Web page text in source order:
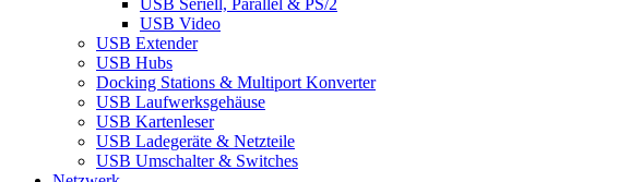
USB Seriell, Parallel & PS/2
USB Video
USB Extender
USB Hubs
Docking Stations & Multiport Konverter
USB Laufwerksgehäuse
USB Kartenleser
USB Ladegeräte & Netzteile
USB Umschalter & Switches